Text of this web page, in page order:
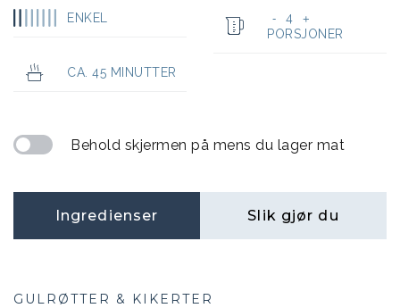
ENKEL - 4 +
PORSJONER
CA. 45 MINUTTER
Behold skjermen på mens du lager mat
Ingredienser Slik gjør du
GULRØTTER & KIKERTER